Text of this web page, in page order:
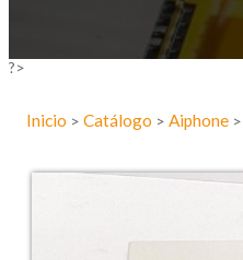
?>
Inicio > Catálogo > Aiphone >